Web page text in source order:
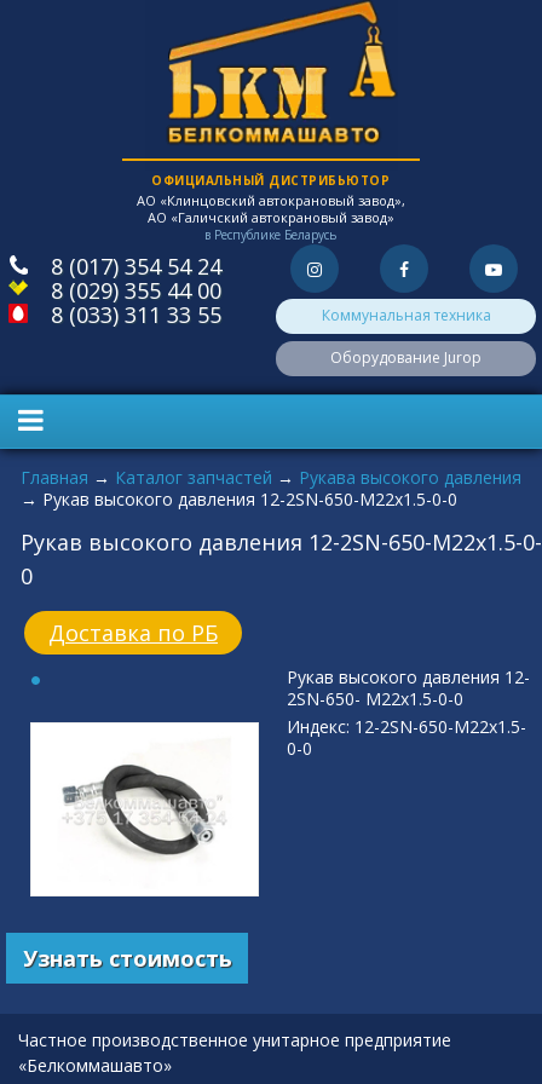
ОФИЦИАЛЬНЫЙ ДИСТРИБЬЮТОР
АО «Клинцовский автокрановый завод»,
АО «Галичский автокрановый завод»
в Республике Беларусь
8 (017) 354 54 24
8 (029) 355 44 00
8 (033) 311 33 55
Коммунальная техника
Оборудование Jurop
Вы здесь
Главная → Каталог запчастей → Рукава высокого давления
→ Рукав высокого давления 12-2SN-650-M22x1.5-0-0
Рукав высокого давления 12-2SN-650-M22x1.5-0-
0
Доставка по РБ
Узнать стоимость
Рукав высокого давления 12-
2SN-650- M22x1.5-0-0
Индекс: 12-2SN-650-M22x1.5-
0-0
Частное производственное унитарное предприятие
«Белкоммашавто»